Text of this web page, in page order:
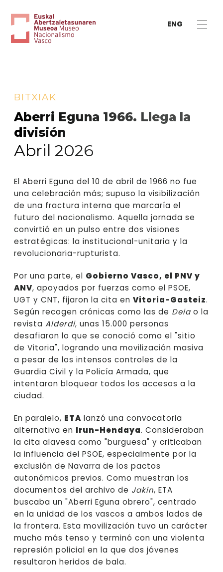
ENG
BITXIAK
Aberri Eguna 1966. Llega la
división
Abril 2026
El Aberri Eguna del 10 de abril de 1966 no fue
una celebración más; supuso la visibilización
de una fractura interna que marcaría el
futuro del nacionalismo. Aquella jornada se
convirtió en un pulso entre dos visiones
estratégicas: la institucional-unitaria y la
revolucionaria-rupturista.
Por una parte, el Gobierno Vasco, el PNV y
ANV, apoyados por fuerzas como el PSOE,
UGT y CNT, fijaron la cita enVitoria-Gasteiz.
Según recogen crónicas como las de Deia o la
revistaAlderdi, unas 15.000 personas
desafiaron lo que se conoció como el "sitio
de Vitoria", logrando una movilización masiva
a pesar de los intensos controles de la
Guardia Civil y la Policía Armada, que
intentaron bloquear todos los accesos a la
ciudad.
En paralelo, ETA lanzó una convocatoria
alternativa en Irun-Hendaya. Consideraban
la cita alavesa como "burguesa" y criticaban
la influencia del PSOE, especialmente por la
exclusión de Navarra de los pactos
autonómicos previos. Como muestran los
documentos del archivo de Jakin, ETA
buscaba un "Aberri Eguna obrero", centrado
en la unidad de los vascos a ambos lados de
la frontera. Esta movilización tuvo un carácter
mucho más tenso y terminó con una violenta
represión policial en la que dos jóvenes
resultaron heridos de bala.